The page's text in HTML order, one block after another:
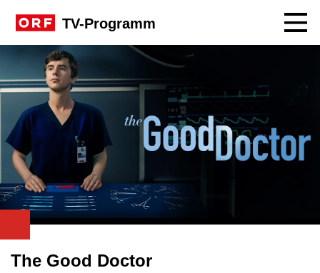
TV-Programm
The Good Doctor